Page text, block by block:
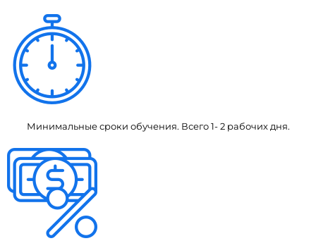
Минимальные сроки обучения. Всего 1- 2 рабочих дня.